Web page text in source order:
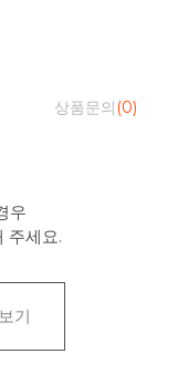
상품문의 (0)
우
주세요.
기